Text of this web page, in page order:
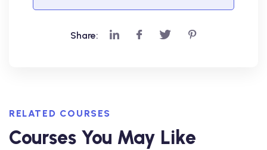
Share:
RELATED COURSES
Courses You May Like